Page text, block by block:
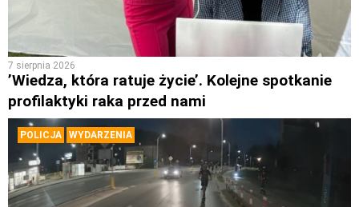
7 sierpnia 2026
’Wiedza, która ratuje życie’. Kolejne spotkanie
profilaktyki raka przed nami
POLICJA WYDARZENIA